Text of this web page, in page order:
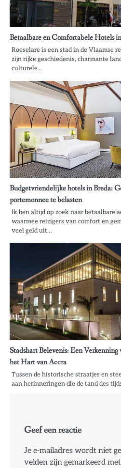
Betaalbare en Comfortabele Hotels
Roeselare is een stad in de Vlaamse
zijn rijke geschiedenis, charmante
culturele…
Budgetvriendelijke hotels in Breda:
portemonnee te belasten
Ik ben altijd op zoek naar betaalbare
waarmee reizigers van comfort en
veel geld uit…
Stadshart Belevenis: Een
het Hart van Accra
Tussen de historische straatjes en
aan herinneringen die de tand des
Geef een reactie
Je e-mailadres wordt niet
velden zijn gemarkeerd met